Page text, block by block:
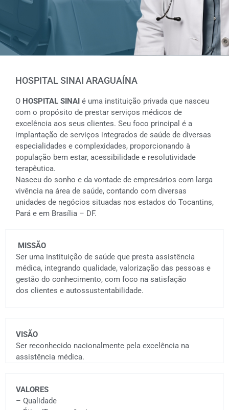
HOSPITAL SINAI ARAGUAÍNA
O HOSPITAL SINAI é uma instituição privada que nasceu
com o propósito de prestar serviços médicos de
excelência aos seus clientes. Seu foco principal é a
implantação de serviços integrados de saúde de diversas
especialidades e complexidades, proporcionando à
população bem estar, acessibilidade e resolutividade
terapêutica.
Nasceu do sonho e da vontade de empresários com larga
vivência na área de saúde, contando com diversas
unidades de negócios situadas nos estados do Tocantins,
Pará e em Brasília – DF.
MISSÃO
Ser uma instituição de saúde que presta assistência
médica, integrando qualidade, valorização das pessoas e
gestão do conhecimento, com foco na satisfação
dos clientes e autossustentabilidade.
VISÃO
Ser reconhecido nacionalmente pela excelência na
assistência médica.
VALORES
– Qualidade